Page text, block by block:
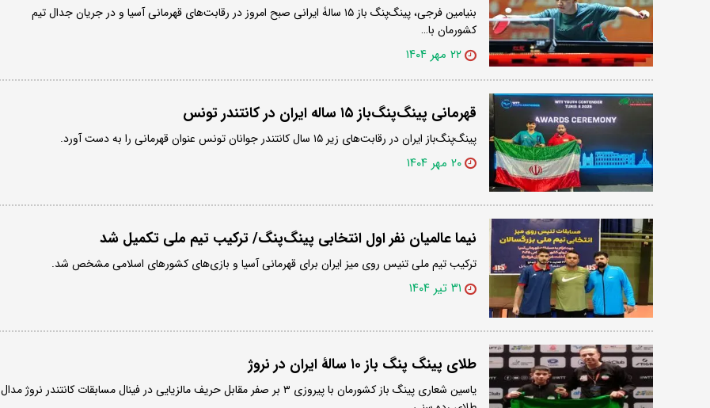
بنیامین فرجی، پینگ‌پنگ باز ۱۵ سالۀ ایرانی صبح امروز در رقابت‌های قهرمانی آسیا و در جریان جدال تیم
کشورمان با…
۲۲ مهر ۱۴۰۴
قهرمانی پینگ‌پنگ‌باز ۱۵ ساله ایران در کانتندر تونس
پینگ‌پنگ‌باز ایران در رقابت‌های زیر ۱۵ سال کانتندر جوانان تونس عنوان قهرمانی را به دست آورد.
۲۰ مهر ۱۴۰۴
نیما عالمیان نفر اول انتخابی پینگ‌پنگ/ ترکیب تیم‌ ملی تکمیل شد
ترکیب تیم ملی تنیس روی میز ایران برای قهرمانی آسیا و بازی‌های کشورهای اسلامی مشخص شد.
۳۱ تیر ۱۴۰۴
طلای پینگ پنگ باز ۱۰ سالۀ ایران در نروژ
یاسین شعاری پینگ باز کشورمان با پیروزی ۳ بر صفر مقابل حریف مالزیایی در فینال مسابقات کانتندر نروژ مدال